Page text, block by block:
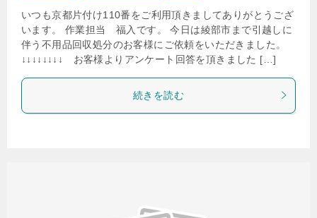
いつも京都片付け110番をご利用頂きましてありがとうござ
います。 作業担当 福入です。 今日は綾部市まで引越しに
伴う不用品回収処分のお客様にご依頼をいただきました。
↓↓↓↓↓↓↓↓ お客様よりアンケート回答を頂きました […]
続きを読む